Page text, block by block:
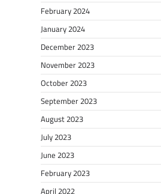
February 2024
January 2024
December 2023
November 2023
October 2023
September 2023
August 2023
July 2023
June 2023
February 2023
April 2022